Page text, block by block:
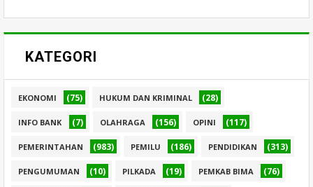
KATEGORI
EKONOMI (75) HUKUM DAN KRIMINAL (28)
INFO BANK (7) OLAHRAGA (156) OPINI (117)
PEMERINTAHAN (983) PEMILU (186) PENDIDIKAN (313)
PENGUMUMAN (10) PILKADA (19) PEMKAB BIMA (76)